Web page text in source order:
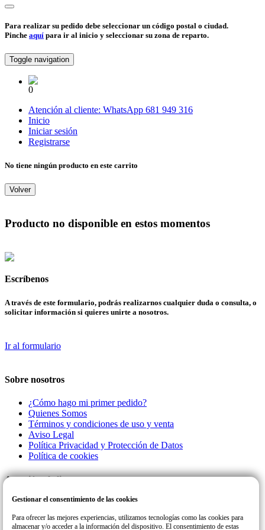
Para realizar su pedido debe seleccionar un código postal o ciudad.
Pinche aquí para ir al inicio y seleccionar su zona de reparto.
Toggle navigation
0
Atención al cliente: WhatsApp 681 949 316
Inicio
Iniciar sesión
Registrarse
No tiene ningún producto en este carrito
Volver
Producto no disponible en estos momentos
Escríbenos
A través de este formulario, podrás realizarnos cualquier duda o consulta, o
solicitar información si quieres unirte a nosotros.
Ir al formulario
Sobre nosotros
¿Cómo hago mi primer pedido?
Quienes Somos
Términos y condiciones de uso y venta
Aviso Legal
Política Privacidad y Protección de Datos
Política de cookies
Atención al cliente
Llamanos a este número de teléfono para cualquier consulta o incidencia
Gestionar el consentimiento de las cookies
Para ofrecer las mejores experiencias, utilizamos tecnologías como las cookies para
almacenar y/o acceder a la información del dispositivo. El consentimiento de estas